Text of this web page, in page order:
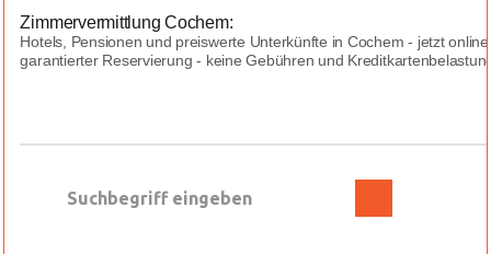
Zimmervermittlung Cochem:
Hotels, Pensionen und preiswerte Unterkünfte in Cochem - jetzt
garantierter Reservierung - keine Gebühren und